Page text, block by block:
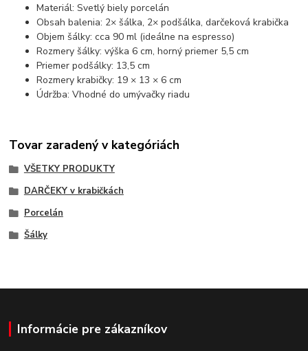
Materiál: Svetlý biely porcelán
Obsah balenia: 2× šálka, 2× podšálka, darčeková krabička
Objem šálky: cca 90 ml (ideálne na espresso)
Rozmery šálky: výška 6 cm, horný priemer 5,5 cm
Priemer podšálky: 13,5 cm
Rozmery krabičky: 19 × 13 × 6 cm
Údržba: Vhodné do umývačky riadu
Tovar zaradený v kategóriách
VŠETKY PRODUKTY
DARČEKY v krabičkách
Porcelán
Šálky
Informácie pre zákazníkov